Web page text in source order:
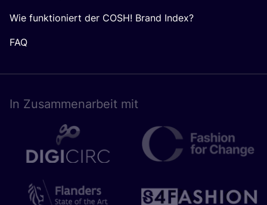
Wie funktioniert der COSH! Brand Index?
FAQ
In Zusam­men­ar­beit mit